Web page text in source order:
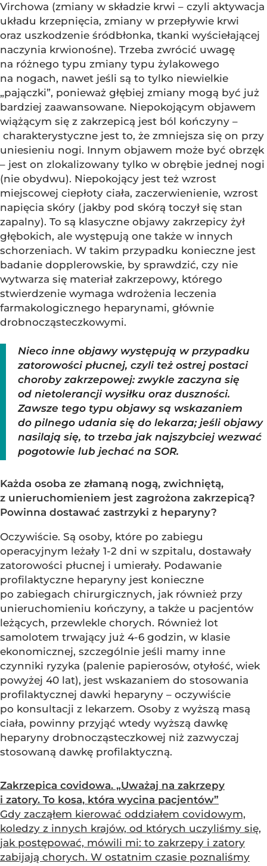
Virchowa (zmiany w składzie krwi – czyli aktywacja
układu krzepnięcia, zmiany w przepływie krwi
oraz uszkodzenie śródbłonka, tkanki wyściełającej
naczynia krwionośne). Trzeba zwrócić uwagę
na różnego typu zmiany typu żylakowego
na nogach, nawet jeśli są to tylko niewielkie
„pajączki”, ponieważ głębiej zmiany mogą być już
bardziej zaawansowane. Niepokojącym objawem
wiążącym się z zakrzepicą jest ból kończyny –
charakterystyczne jest to, że zmniejsza się on przy
uniesieniu nogi. Innym objawem może być obrzęk
– jest on zlokalizowany tylko w obrębie jednej nogi
(nie obydwu). Niepokojący jest też wzrost
miejscowej ciepłoty ciała, zaczerwienienie, wzrost
napięcia skóry (jakby pod skórą toczył się stan
zapalny). To są klasyczne objawy zakrzepicy żył
głębokich, ale występują one także w innych
schorzeniach. W takim przypadku konieczne jest
badanie dopplerowskie, by sprawdzić, czy nie
wytwarza się materiał zakrzepowy, którego
stwierdzenie wymaga wdrożenia leczenia
farmakologicznego heparynami, głównie
drobnocząsteczkowymi.
Nieco inne objawy występują w przypadku
zatorowości płucnej, czyli też ostrej postaci
choroby zakrzepowej: zwykle zaczyna się
od nietolerancji wysiłku oraz duszności.
Zawsze tego typu objawy są wskazaniem
do pilnego udania się do lekarza; jeśli objawy
nasilają się, to trzeba jak najszybciej wezwać
pogotowie lub jechać na SOR.
Każda osoba ze złamaną nogą, zwichniętą,
z unieruchomieniem jest zagrożona zakrzepicą?
Powinna dostawać zastrzyki z heparyny?
Oczywiście. Są osoby, które po zabiegu
operacyjnym leżały 1-2 dni w szpitalu, dostawały
zatorowości płucnej i umierały. Podawanie
profilaktyczne heparyny jest konieczne
po zabiegach chirurgicznych, jak również przy
unieruchomieniu kończyny, a także u pacjentów
leżących, przewlekle chorych. Również lot
samolotem trwający już 4-6 godzin, w klasie
ekonomicznej, szczególnie jeśli mamy inne
czynniki ryzyka (palenie papierosów, otyłość, wiek
powyżej 40 lat), jest wskazaniem do stosowania
profilaktycznej dawki heparyny – oczywiście
po konsultacji z lekarzem. Osoby z wyższą masą
ciała, powinny przyjąć wtedy wyższą dawkę
heparyny drobnocząsteczkowej niż zazwyczaj
stosowaną dawkę profilaktyczną.
Zakrzepica covidowa. „Uważaj na zakrzepy
i zatory. To kosa, która wycina pacjentów”
Gdy zacząłem kierować oddziałem covidowym,
koledzy z innych krajów, od których uczyliśmy się,
jak postępować, mówili mi: to zakrzepy i zatory
zabijają chorych. W ostatnim czasie poznaliśmy